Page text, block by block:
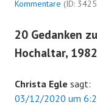
Kommentare (ID:
20 Gedanken
Hochaltar, 1982
Christa Egle sagt:
03/12/2020 um